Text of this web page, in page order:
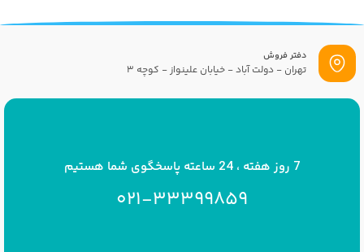
دفتر فروش
تهران - دولت آباد - خیابان علینواز - کوچه 3
7 روز هفته ، 24 ساعته پاسخگوی شما هستیم
021-33399859